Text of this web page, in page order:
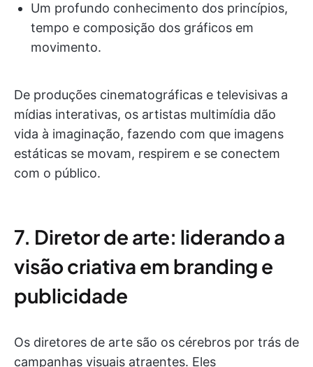
Um profundo conhecimento dos princípios,
tempo e composição dos gráficos em
movimento.
De produções cinematográficas e televisivas a
mídias interativas, os artistas multimídia dão
vida à imaginação, fazendo com que imagens
estáticas se movam, respirem e se conectem
com o público.
7. Diretor de arte: liderando a
visão criativa em branding e
publicidade
Os diretores de arte são os cérebros por trás de
campanhas visuais atraentes. Eles